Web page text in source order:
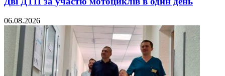
06.08.2026